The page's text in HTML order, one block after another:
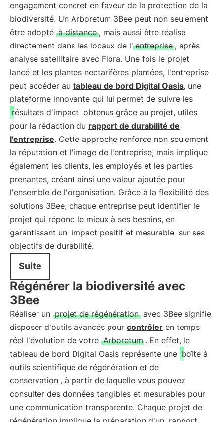
engagement concret en faveur de la protection de la
biodiversité. Un Arboretum 3Bee peut non seulement
être adopté à distance , mais aussi être réalisé
directement dans les locaux de l' entreprise , après
analyse satellitaire avec Flora. Une fois le projet
lancé et les plantes nectarifères plantées, l'entreprise
peut accéder au tableau de bord Digital Oasis, une
plateforme innovante qui lui permet de suivre les
résultats d'impact obtenus grâce au projet, utiles
pour la rédaction du rapport de durabilité de
l'entreprise. Cette approche renforce non seulement
la réputation et l'image de l'entreprise, mais implique
également les clients, les employés et les parties
prenantes, créant ainsi une valeur ajoutée pour
l'ensemble de l'organisation. Grâce à la flexibilité des
solutions 3Bee, chaque entreprise peut identifier le
projet qui répond le mieux à ses besoins, en
garantissant un impact positif et mesurable sur ses
objectifs de durabilité.
Suite
Régénérer la biodiversité avec
3Bee
Réaliser un projet de régénération avec 3Bee signifie
disposer d'outils avancés pour contrôler en temps
réel l'évolution de votre Arboretum . En effet, le
tableau de bord Digital Oasis représente une boîte à
outils scientifique de régénération et de
conservation , à partir de laquelle vous pouvez
consulter des données tangibles et mesurables pour
une communication transparente. Chaque projet de